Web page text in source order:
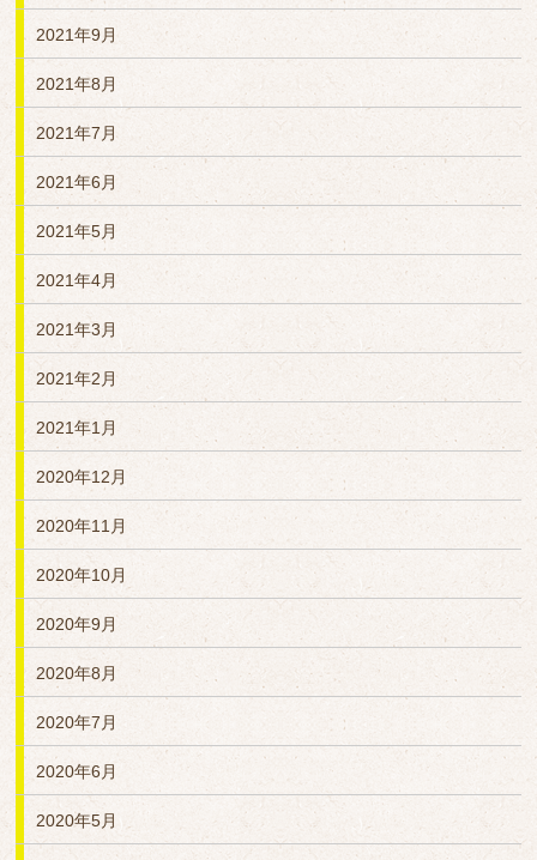
2021年9月
2021年8月
2021年7月
2021年6月
2021年5月
2021年4月
2021年3月
2021年2月
2021年1月
2020年12月
2020年11月
2020年10月
2020年9月
2020年8月
2020年7月
2020年6月
2020年5月